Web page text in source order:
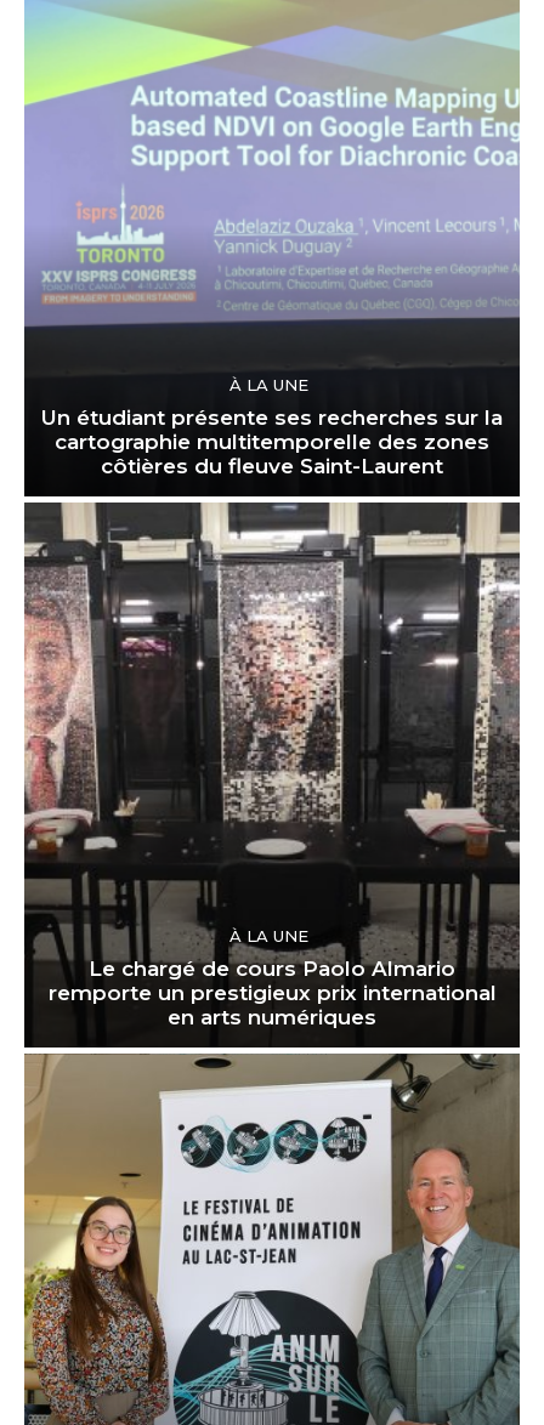
À LA UNE
Un étudiant présente ses recherches sur la
cartographie multitemporelle des zones
côtières du fleuve Saint-Laurent
À LA UNE
Le chargé de cours Paolo Almario
remporte un prestigieux prix international
en arts numériques